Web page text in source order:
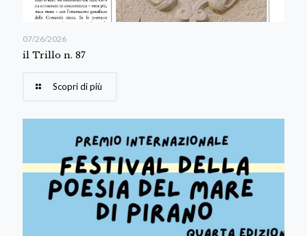
07/26/2026
il Trillo n. 87
Scopri di più